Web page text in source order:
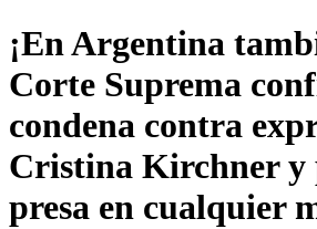
¡En Argentina
Corte Suprema
condena contra
Cristina Kirchner
presa en cualquier